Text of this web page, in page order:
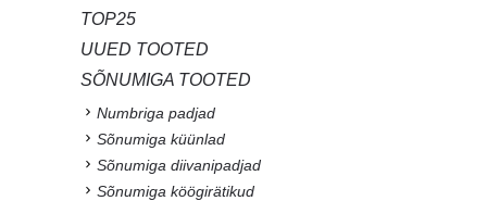
TOP25
UUED TOOTED
SÕNUMIGA TOOTED
Numbriga padjad
Sõnumiga küünlad
Sõnumiga diivanipadjad
Sõnumiga köögirätikud